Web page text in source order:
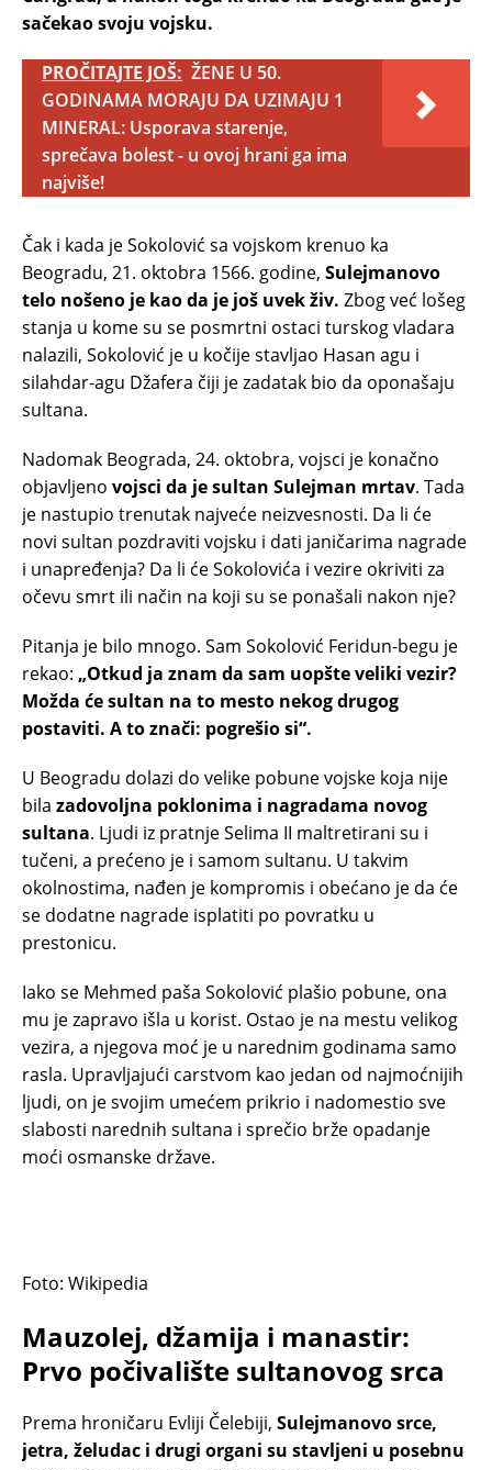
sačekao svoju vojsku.
PROČITAJTE JOŠ: ŽENE U 50.
GODINAMA MORAJU DA UZIMAJU 1
MINERAL: Usporava starenje,
sprečava bolest - u ovoj hrani ga ima
najviše!
Čak i kada je Sokolović sa vojskom krenuo ka
Beogradu, 21. oktobra 1566. godine, Sulejmanovo
telo nošeno je kao da je još uvek živ. Zbog već lošeg
stanja u kome su se posmrtni ostaci turskog vladara
nalazili, Sokolović je u kočije stavljao Hasan agu i
silahdar-agu Džafera čiji je zadatak bio da oponašaju
sultana.
Nadomak Beograda, 24. oktobra, vojsci je konačno
objavljeno vojsci da je sultan Sulejman mrtav. Tada
je nastupio trenutak najveće neizvesnosti. Da li će
novi sultan pozdraviti vojsku i dati janičarima nagrade
i unapređenja? Da li će Sokolovića i vezire okriviti za
očevu smrt ili način na koji su se ponašali nakon nje?
Pitanja je bilo mnogo. Sam Sokolović Feridun-begu je
rekao: „Otkud ja znam da sam uopšte veliki vezir?
Možda će sultan na to mesto nekog drugog
postaviti. A to znači: pogrešio si“.
U Beogradu dolazi do velike pobune vojske koja nije
bila zadovoljna poklonima i nagradama novog
sultana. Ljudi iz pratnje Selima II maltretirani su i
tučeni, a prećeno je i samom sultanu. U takvim
okolnostima, nađen je kompromis i obećano je da će
se dodatne nagrade isplatiti po povratku u
prestonicu.
Iako se Mehmed paša Sokolović plašio pobune, ona
mu je zapravo išla u korist. Ostao je na mestu velikog
vezira, a njegova moć je u narednim godinama samo
rasla. Upravljajući carstvom kao jedan od najmoćnijih
ljudi, on je svojim umećem prikrio i nadomestio sve
slabosti narednih sultana i sprečio brže opadanje
moći osmanske države.
Foto: Wikipedia
Mauzolej, džamija i manastir:
Prvo počivalište sultanovog srca
Prema hroničaru Evliji Čelebiji, Sulejmanovo srce,
jetra, želudac i drugi organi su stavljeni u posebnu